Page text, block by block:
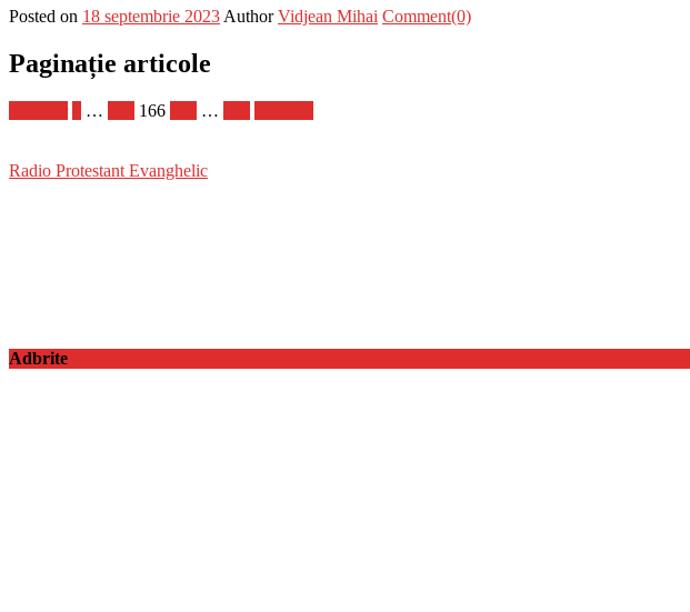
Posted on 18 septembrie 2023 Author Vidjean Mihai Comment(0)
Paginație articole
… 166 …
Radio Protestant Evanghelic
Adbrite